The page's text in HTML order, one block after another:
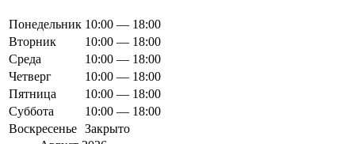
Понедельник 10:00 — 18:00
Вторник
10:00 — 18:00
Среда
10:00 — 18:00
Четверг
10:00 — 18:00
Пятница
10:00 — 18:00
Суббота
10:00 — 18:00
Воскресенье Закрыто